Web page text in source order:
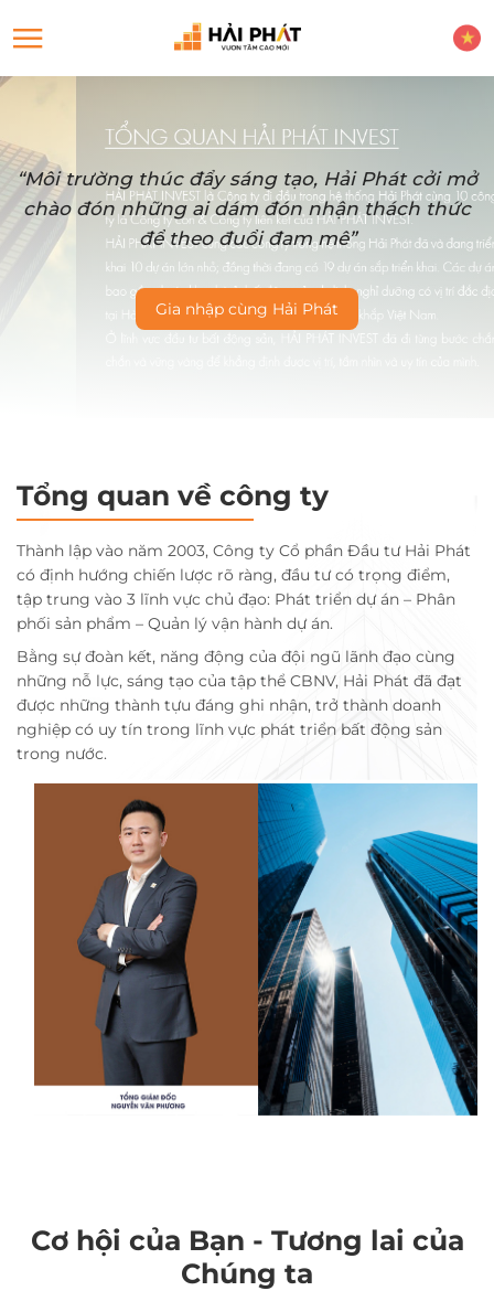
“Môi trường thúc đẩy sáng tạo, Hải Phát cởi mở
chào đón những ai dám đón nhận thách thức
để theo đuổi đam mê”
Gia nhập cùng Hải Phát
Tổng quan về công ty
Thành lập vào năm 2003, Công ty Cổ phần Đầu tư Hải Phát
có định hướng chiến lược rõ ràng, đầu tư có trọng điểm,
tập trung vào 3 lĩnh vực chủ đạo: Phát triển dự án – Phân
phối sản phẩm – Quản lý vận hành dự án.
Bằng sự đoàn kết, năng động của đội ngũ lãnh đạo cùng
những nỗ lực, sáng tạo của tập thể CBNV, Hải Phát đã đạt
được những thành tựu đáng ghi nhận, trở thành doanh
nghiệp có uy tín trong lĩnh vực phát triển bất động sản
trong nước.
Cơ hội của Bạn - Tương lai của
Chúng ta